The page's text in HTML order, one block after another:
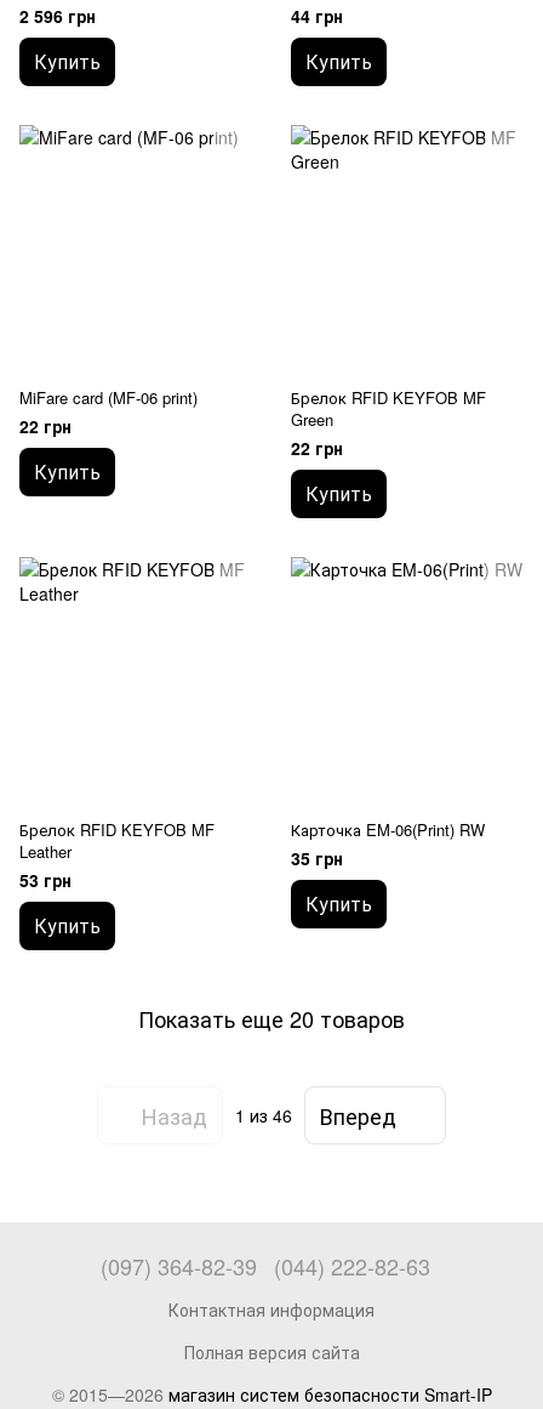
2 596 грн
Купить
44 грн
Купить
MiFare card (MF-06 print)
22 грн
Купить
Брелок RFID KEYFOB MF
Green
22 грн
Купить
Брелок RFID KEYFOB MF
Leather
53 грн
Купить
Карточка EM-06(Print) RW
35 грн
Купить
Показать еще 20 товаров
Назад 1 из 46 Вперед
(097) 364-82-39 (044) 222-82-63
Контактная информация
Полная версия сайта
© 2015—2026 магазин систем безопасности Smart-IP